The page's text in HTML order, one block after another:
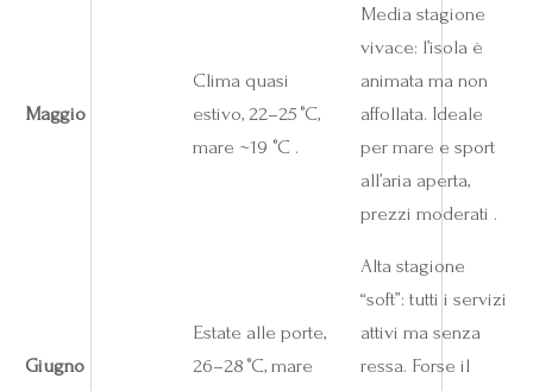
Maggio
Clima quasi
estivo, 22–25 °C,
mare ~19 °C .
Media stagione
vivace: l’isola è
animata ma non
affollata. Ideale
per mare e sport
all’aria aperta,
prezzi moderati .
Giugno
Estate alle porte,
26–28 °C, mare
Alta stagione
“soft”: tutti i servizi
attivi ma senza
ressa. Forse il